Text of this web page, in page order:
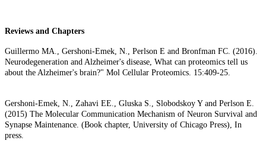
Reviews and Chapters
Guillermo MA., Gershoni-Emek, N., Perlson E and Bronfman FC. (2016).
Neurodegeneration and Alzheimer's disease, What can proteomics tell us
about the Alzheimer's brain?" Mol Cellular Proteomics. 15:409-25.
Gershoni-Emek, N., Zahavi EE., Gluska S., Slobodskoy Y and Perlson E.
(2015) The Molecular Communication Mechanism of Neuron Survival and
Synapse Maintenance. (Book chapter, University of Chicago Press), In
press.